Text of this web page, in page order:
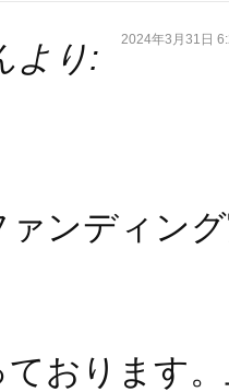
より: 2024年3月31日
ァンディン
おります